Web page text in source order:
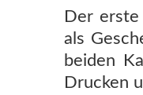
Der erste
als
beiden
Drucken